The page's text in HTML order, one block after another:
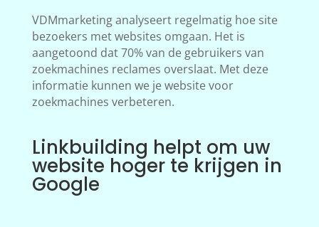
VDMmarketing analyseert regelmatig hoe site
bezoekers met websites omgaan. Het is
aangetoond dat 70% van de gebruikers van
zoekmachines reclames overslaat. Met deze
informatie kunnen we je website voor
zoekmachines verbeteren.
Linkbuilding helpt om uw
website hoger te krijgen in
Google